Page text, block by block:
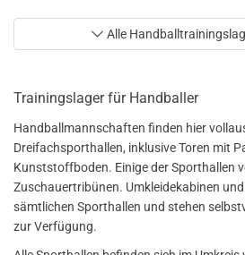
Alle
Trainingslager für Handballer
Handballmannschaften finden hier
Dreifachsporthallen, inklusive Toren mit
Kunststoffboden. Einige der Sporthallen
Zuschauertribünen. Umkleidekabinen
sämtlichen Sporthallen und stehen
zur Verfügung.